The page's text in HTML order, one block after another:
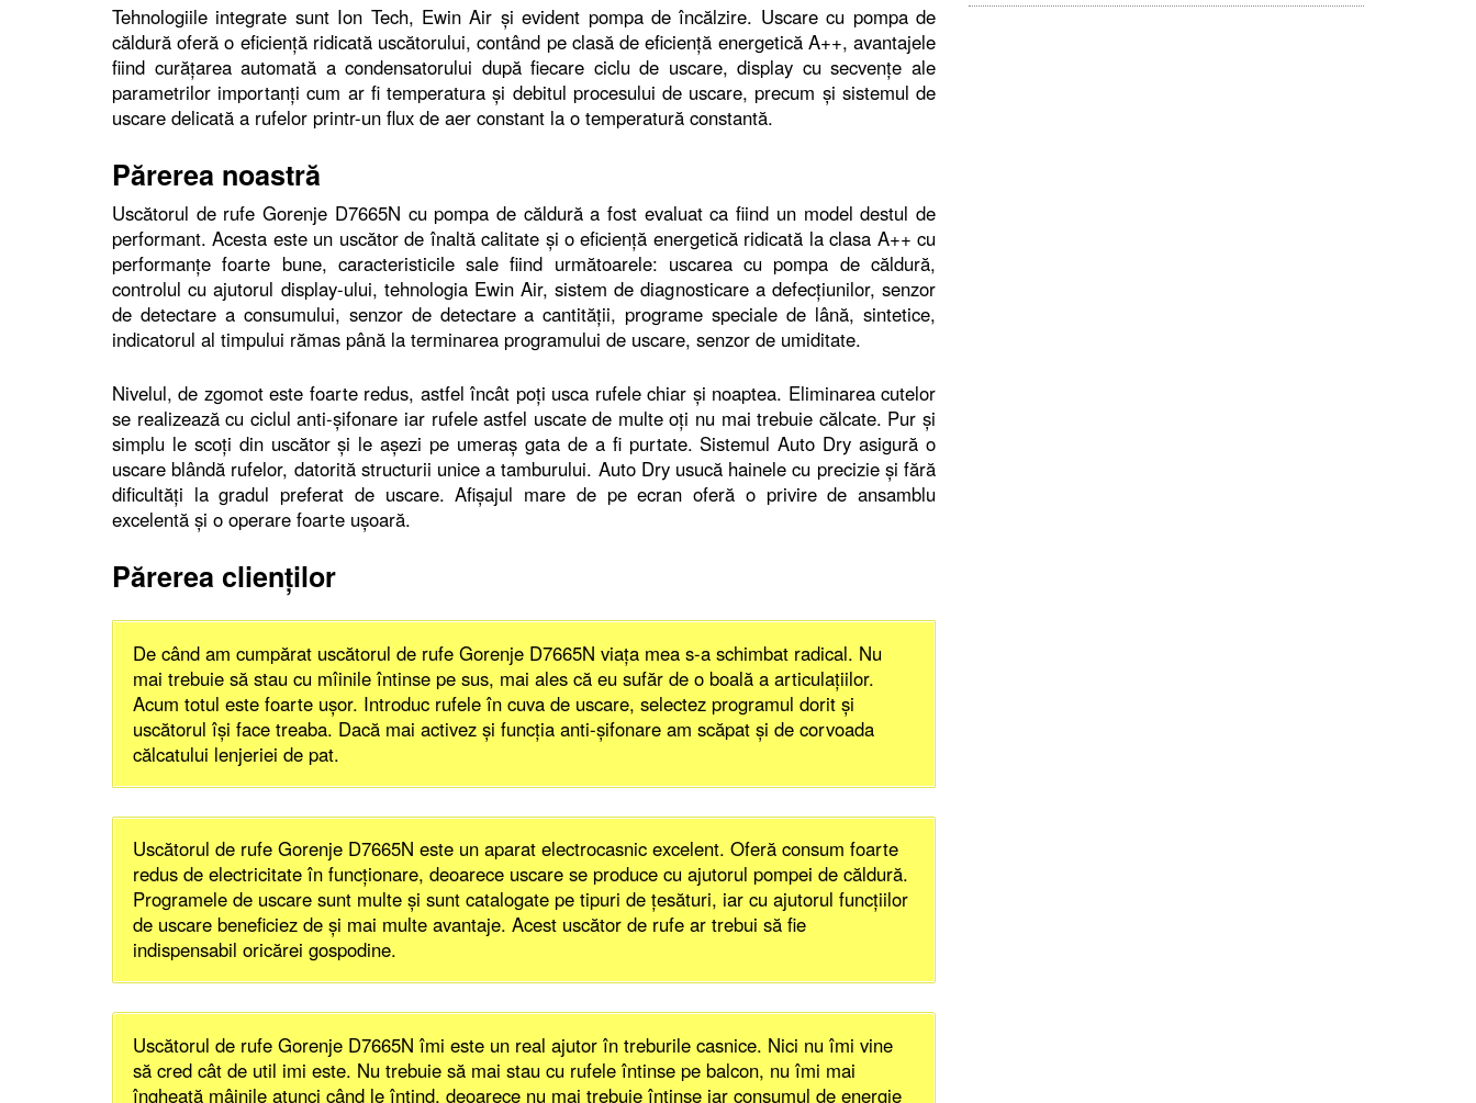
Tehnologiile integrate sunt Ion Tech, Ewin Air şi evident pompa de încălzire. Uscare cu pompa de
căldură oferă o eficienţă ridicată uscătorului, contând pe clasă de eficienţă energetică A++, avantajele
fiind curăţarea automată a condensatorului după fiecare ciclu de uscare, display cu secvenţe ale
parametrilor importanţi cum ar fi temperatura şi debitul procesului de uscare, precum şi sistemul de
uscare delicată a rufelor printr-un flux de aer constant la o temperatură constantă.
Părerea noastră
Uscătorul de rufe Gorenje D7665N cu pompa de căldură a fost evaluat ca fiind un model destul de
performant. Acesta este un uscător de înaltă calitate şi o eficienţă energetică ridicată la clasa A++ cu
performanţe foarte bune, caracteristicile sale fiind următoarele: uscarea cu pompa de căldură,
controlul cu ajutorul display-ului, tehnologia Ewin Air, sistem de diagnosticare a defecţiunilor, senzor
de detectare a consumului, senzor de detectare a cantităţii, programe speciale de lână, sintetice,
indicatorul al timpului rămas până la terminarea programului de uscare, senzor de umiditate.
Nivelul, de zgomot este foarte redus, astfel încât poţi usca rufele chiar şi noaptea. Eliminarea cutelor
se realizează cu ciclul anti-şifonare iar rufele astfel uscate de multe oţi nu mai trebuie călcate. Pur şi
simplu le scoţi din uscător şi le aşezi pe umeraş gata de a fi purtate. Sistemul Auto Dry asigură o
uscare blândă rufelor, datorită structurii unice a tamburului. Auto Dry usucă hainele cu precizie şi fără
dificultăţi la gradul preferat de uscare. Afişajul mare de pe ecran oferă o privire de ansamblu
excelentă şi o operare foarte uşoară.
Părerea clienţilor
De când am cumpărat uscătorul de rufe Gorenje D7665N viaţa mea s-a schimbat radical. Nu
mai trebuie să stau cu mîinile întinse pe sus, mai ales că eu sufăr de o boală a articulaţiilor.
Acum totul este foarte uşor. Introduc rufele în cuva de uscare, selectez programul dorit şi
uscătorul îşi face treaba. Dacă mai activez şi funcţia anti-şifonare am scăpat şi de corvoada
călcatului lenjeriei de pat.
Uscătorul de rufe Gorenje D7665N este un aparat electrocasnic excelent. Oferă consum foarte
redus de electricitate în funcţionare, deoarece uscare se produce cu ajutorul pompei de căldură.
Programele de uscare sunt multe şi sunt catalogate pe tipuri de ţesături, iar cu ajutorul funcţiilor
de uscare beneficiez de şi mai multe avantaje. Acest uscător de rufe ar trebui să fie
indispensabil oricărei gospodine.
Uscătorul de rufe Gorenje D7665N îmi este un real ajutor în treburile casnice. Nici nu îmi vine
să cred cât de util imi este. Nu trebuie să mai stau cu rufele întinse pe balcon, nu îmi mai
îngheaţă mâinile atunci când le întind, deoarece nu mai trebuie întinse iar consumul de energie